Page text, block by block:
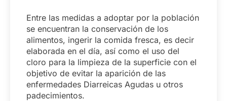
Entre las medidas a adoptar por la población
se encuentran la conservación de los
alimentos, ingerir la comida fresca, es decir
elaborada en el día, así como el uso del
cloro para la limpieza de la superficie con el
objetivo de evitar la aparición de las
enfermedades Diarreicas Agudas u otros
padecimientos.